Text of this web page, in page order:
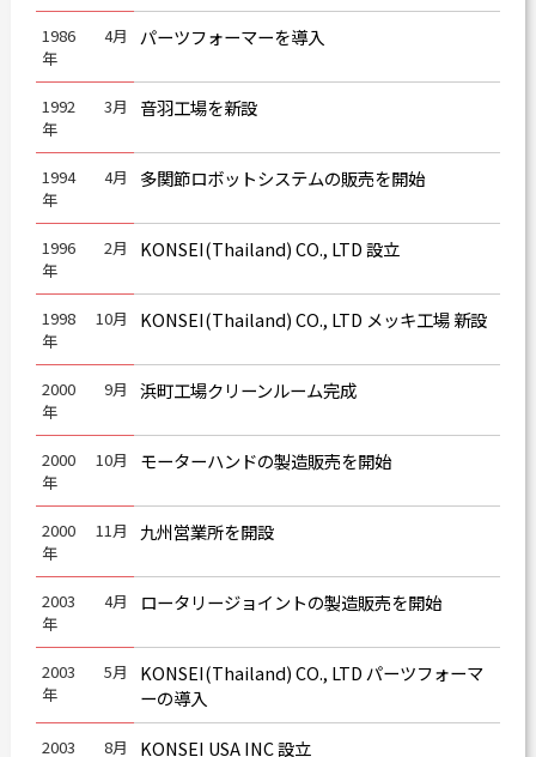
1986
年
4月 パーツフォーマーを導入
1992
年
3月 音羽工場を新設
1994
年
4月 多関節ロボットシステムの販売を開始
1996
年
2月 KONSEI(Thailand) CO., LTD 設立
1998
年
10月 KONSEI(Thailand) CO., LTD メッキ工場 新設
2000
年
9月 浜町工場クリーンルーム完成
2000
年
10月 モーターハンドの製造販売を開始
2000
年
11月 九州営業所を開設
2003
年
4月 ロータリージョイントの製造販売を開始
2003
年
5月
KONSEI(Thailand) CO., LTD パーツフォーマ
ーの導入
2003
8月 KONSEI USA INC 設立